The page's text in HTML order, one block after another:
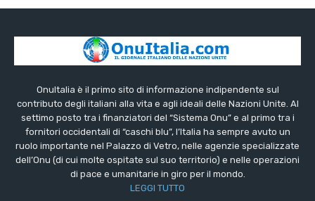
OnuItalia è il primo sito di informazione indipendente sul
contributo degli italiani alla vita e agli ideali delle Nazioni Unite. Al
settimo posto tra i finanziatori del “Sistema Onu” e al primo tra i
fornitori occidentali di “caschi blu”, l’Italia ha sempre avuto un
ruolo importante nel Palazzo di Vetro, nelle agenzie specializzate
dell’Onu (di cui molte ospitate sul suo territorio) e nelle operazioni
di pace e umanitarie in giro per il mondo.
LEGGI TUTTO